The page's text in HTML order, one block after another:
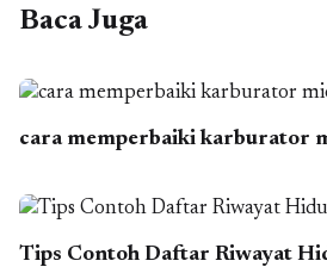
Baca Juga
cara memperbaiki karburator
Tips Contoh Daftar Riwayat